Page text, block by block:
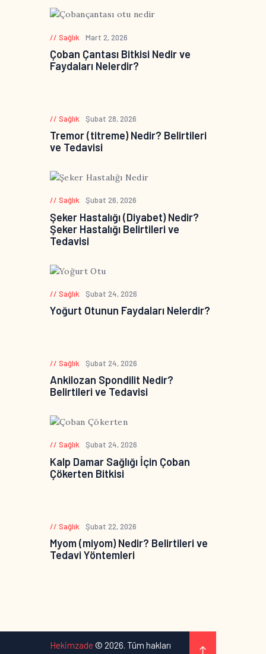
Sağlık Mart 2, 2026
Çoban Çantası Bitkisi Nedir ve
Faydaları Nelerdir?
Sağlık Şubat 28, 2026
Tremor (titreme) Nedir? Belirtileri
ve Tedavisi
Sağlık Şubat 26, 2026
Şeker Hastalığı (Diyabet) Nedir?
Şeker Hastalığı Belirtileri ve
Tedavisi
Sağlık Şubat 24, 2026
Yoğurt Otunun Faydaları Nelerdir?
Sağlık Şubat 24, 2026
Ankilozan Spondilit Nedir?
Belirtileri ve Tedavisi
Sağlık Şubat 24, 2026
Kalp Damar Sağlığı İçin Çoban
Çökerten Bitkisi
Sağlık Şubat 22, 2026
Myom (miyom) Nedir? Belirtileri ve
Tedavi Yöntemleri
Hekimzade © 2026. Tüm hakları